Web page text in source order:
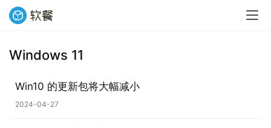
Windows 11
Win10 的更新包将大幅减小
2024-04-27